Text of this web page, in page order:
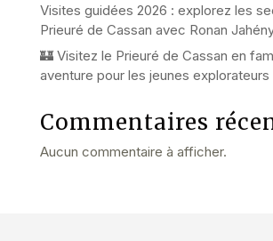
Visites guidées 2026 : explorez les
Prieuré de Cassan avec Ronan
🏰 Visitez le Prieuré de Cassan en
aventure pour les jeunes explorateurs
Commentaires
Aucun commentaire à afficher.